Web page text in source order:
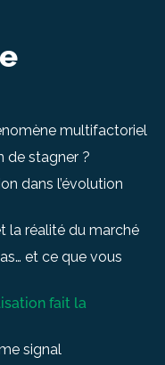
multifactoriel
de stagner ?
dans l’évolution
la réalité du marché
et ce que vous
fait la
signal